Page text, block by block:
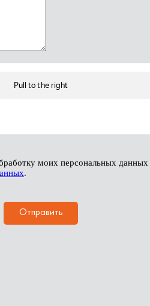
моих персональных
.